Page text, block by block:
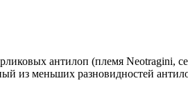
антилоп (племя
меньших разновидностей